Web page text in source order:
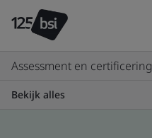
Assessment en certificering
Bekijk alles